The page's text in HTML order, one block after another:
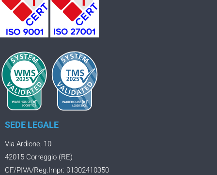
SEDE LEGALE
Via Ardione, 10
42015 Correggio (RE)
CF/PIVA/Reg.Impr: 01302410350